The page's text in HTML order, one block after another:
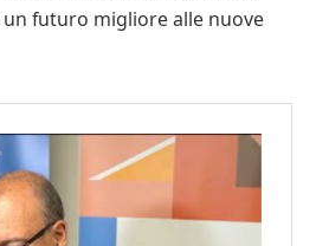
futuro migliore alle nuove